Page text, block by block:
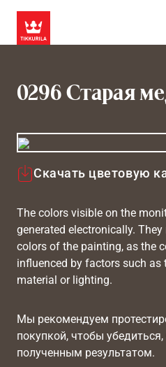
0296 Старая
Скачать цветовую
The colors visible on the
generated electronically.
colors of the painting, as the
influenced by factors such
material or lighting.
Мы рекомендуем
покупкой, чтобы
полученным результатом.